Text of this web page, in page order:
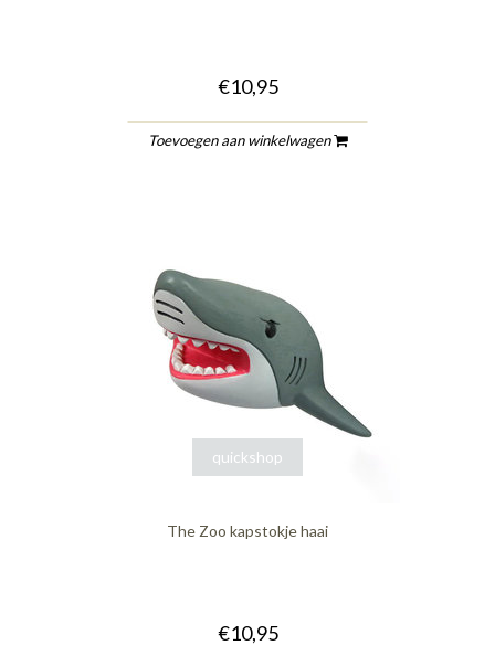
€10,95
Toevoegen aan winkelwagen
quickshop
The Zoo kapstokje haai
€10,95